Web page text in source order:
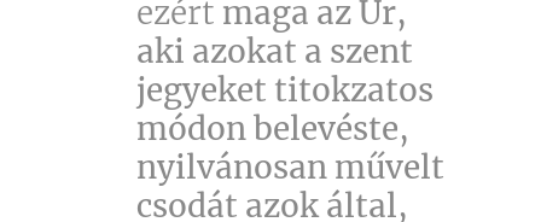
ezért maga az Úr,
aki azokat a szent
jegyeket titokzatos
módon belevéste,
nyilvánosan művelt
csodát azok által,